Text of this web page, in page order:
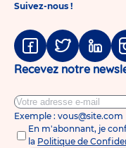
Suivez-nous !
Facebook
Twitter
Recevez notre
Exemple : vous@site.com
En m'abonnant, je
la Politique de